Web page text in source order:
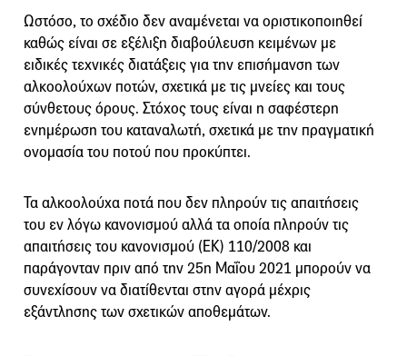
Ωστόσο, το σχέδιο δεν αναμένεται να οριστικοποιηθεί
καθώς είναι σε εξέλιξη διαβούλευση κειμένων με
ειδικές τεχνικές διατάξεις για την επισήμανση των
αλκοολούχων ποτών, σχετικά με τις μνείες και τους
σύνθετους όρους. Στόχος τους είναι η σαφέστερη
ενημέρωση του καταναλωτή, σχετικά με την πραγματική
ονομασία του ποτού που προκύπτει.
Τα αλκοολούχα ποτά που δεν πληρούν τις απαιτήσεις
του εν λόγω κανονισμού αλλά τα οποία πληρούν τις
απαιτήσεις του κανονισμού (ΕΚ) 110/2008 και
παράγονταν πριν από την 25η Μαΐου 2021 μπορούν να
συνεχίσουν να διατίθενται στην αγορά μέχρις
εξάντλησης των σχετικών αποθεμάτων.